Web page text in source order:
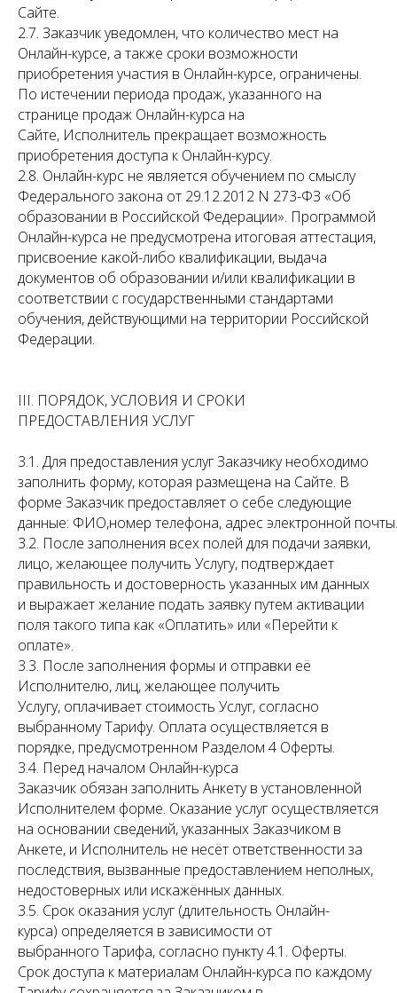
Сайте.
2.7. Заказчик уведомлен, что количество мест на
Онлайн-курсе, а также сроки возможности
приобретения участия в Онлайн-курсе, ограничены.
По истечении периода продаж, указанного на
странице продаж Онлайн-курса на
Сайте, Исполнитель прекращает возможность
приобретения доступа к Онлайн-курсу.
2.8. Онлайн-курс не является обучением по смыслу
Федерального закона от 29.12.2012 N 273-ФЗ «Об
образовании в Российской Федерации». Программой
Онлайн-курса не предусмотрена итоговая аттестация,
присвоение какой-либо квалификации, выдача
документов об образовании и/или квалификации в
соответствии с государственными стандартами
обучения, действующими на территории Российской
Федерации.
III. ПОРЯДОК, УСЛОВИЯ И СРОКИ
ПРЕДОСТАВЛЕНИЯ УСЛУГ
3.1. Для предоставления услуг Заказчику необходимо
заполнить форму, которая размещена на Сайте. В
форме Заказчик предоставляет о себе следующие
данные: ФИО,номер телефона, адрес электронной
3.2. После заполнения всех полей для подачи заявки,
лицо, желающее получить Услугу, подтверждает
правильность и достоверность указанных им данных
и выражает желание подать заявку путем активации
поля такого типа как «Оплатить» или «Перейти к
оплате».
3.3. После заполнения формы и отправки её
Исполнителю, лиц, желающее получить
Услугу, оплачивает стоимость Услуг, согласно
выбранному Тарифу. Оплата осуществляется в
порядке, предусмотренном Разделом 4 Оферты.
3.4. Перед началом Онлайн-курса
Заказчик обязан заполнить Анкету в установленной
Исполнителем форме. Оказание услуг осуществляется
на основании сведений, указанных Заказчиком в
Анкете, и Исполнитель не несёт ответственности за
последствия, вызванные предоставлением неполных,
недостоверных или искажённых данных.
3.5. Срок оказания услуг (длительность Онлайн-
курса) определяется в зависимости от
выбранного Тарифа, согласно пункту 4.1. Оферты.
Срок доступа к материалам Онлайн-курса по каждому